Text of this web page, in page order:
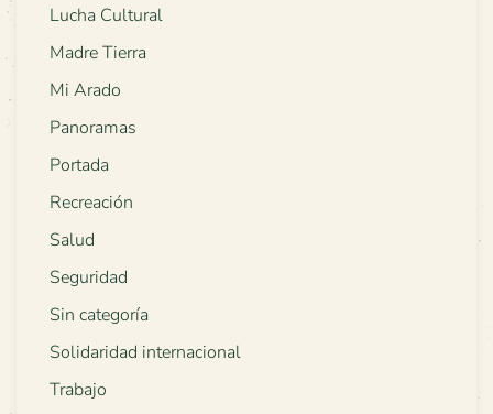
Lucha Cultural
Madre Tierra
Mi Arado
Panoramas
Portada
Recreación
Salud
Seguridad
Sin categoría
Solidaridad internacional
Trabajo